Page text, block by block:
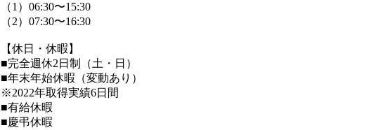
（1）06:30〜15:30
（2）07:30〜16:30
【休日・休暇】
■完全週休2日制（土・日）
■年末年始休暇（変動あり）
※2022年取得実績6日間
■有給休暇
■慶弔休暇